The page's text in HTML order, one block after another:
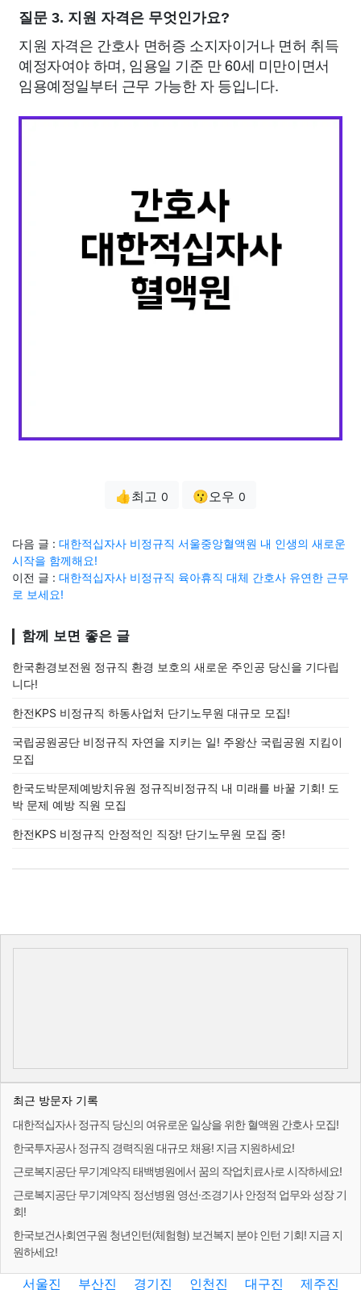
질문 3. 지원 자격은 무엇인가요?
지원 자격은 간호사 면허증 소지자이거나 면허 취득
예정자여야 하며, 임용일 기준 만 60세 미만이면서
임용예정일부터 근무 가능한 자 등입니다.
👍최고 0 😗오우 0
다음 글 : 대한적십자사 비정규직 서울중앙혈액원 내 인생의 새로운
시작을 함께해요!
이전 글 : 대한적십자사 비정규직 육아휴직 대체 간호사 유연한 근무
로 보세요!
함께 보면 좋은 글
한국환경보전원 정규직 환경 보호의 새로운 주인공 당신을 기다립
니다!
한전KPS 비정규직 하동사업처 단기노무원 대규모 모집!
국립공원공단 비정규직 자연을 지키는 일! 주왕산 국립공원 지킴이
모집
한국도박문제예방치유원 정규직비정규직 내 미래를 바꿀 기회! 도
박 문제 예방 직원 모집
한전KPS 비정규직 안정적인 직장! 단기노무원 모집 중!
최근 방문자 기록
대한적십자사 정규직 당신의 여유로운 일상을 위한 혈액원 간호사 모집!
한국투자공사 정규직 경력직원 대규모 채용! 지금 지원하세요!
근로복지공단 무기계약직 태백병원에서 꿈의 작업치료사로 시작하세요!
근로복지공단 무기계약직 정선병원 영선·조경기사 안정적 업무와 성장 기
회!
한국보건사회연구원 청년인턴(체험형) 보건복지 분야 인턴 기회! 지금 지
원하세요!
서울진 부산진 경기진 인천진 대구진 제주진